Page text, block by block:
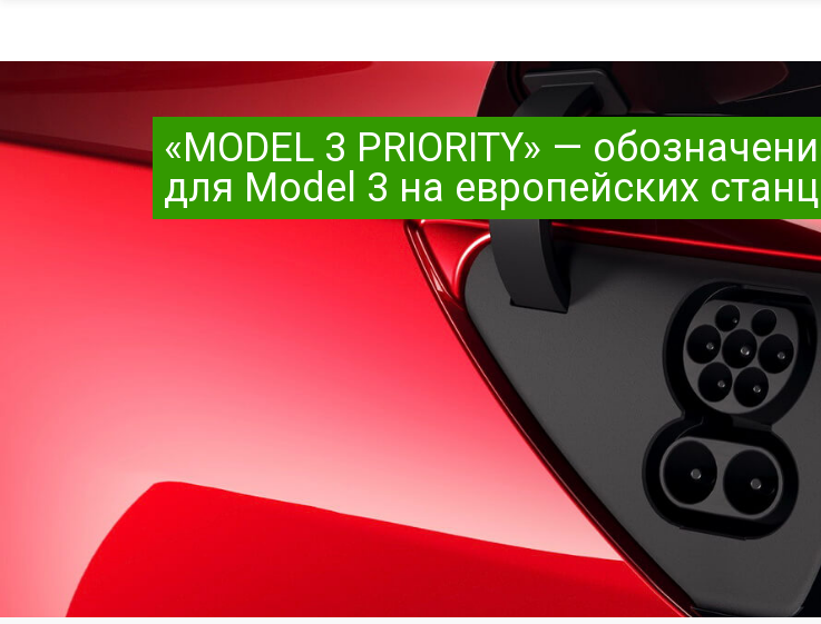
«MODEL 3 PRIORITY» —
для Model 3 на европейских